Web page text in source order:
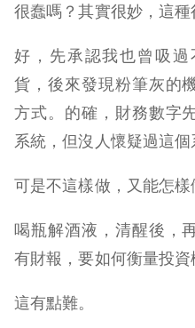
很蠢嗎？其實很妙，這種
好，先承認我也曾吸
貨，後來發現粉筆灰的
方式。的確，財務數字
系統，但沒人懷疑過這個
可是不這樣做，又能怎樣
喝瓶解酒液，清醒後，
有財報，要如何衡量投資
這有點難。